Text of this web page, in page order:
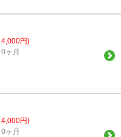
円)
ヶ月
円)
ヶ月